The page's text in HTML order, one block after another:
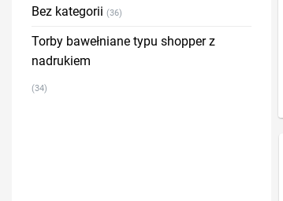
Bez kategorii (36)
Torby bawełniane typu shopper z
nadrukiem
(34)